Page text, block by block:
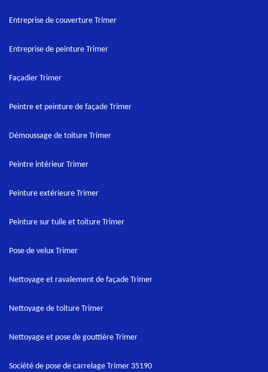
Entreprise de couverture Trimer
Entreprise de peinture Trimer
Façadier Trimer
Peintre et peinture de façade Trimer
Démoussage de toiture Trimer
Peintre intérieur Trimer
Peinture extérieure Trimer
Peinture sur tuile et toiture Trimer
Pose de velux Trimer
Nettoyage et ravalement de façade Trimer
Nettoyage de toiture Trimer
Nettoyage et pose de gouttière Trimer
Société de pose de carrelage Trimer 35190